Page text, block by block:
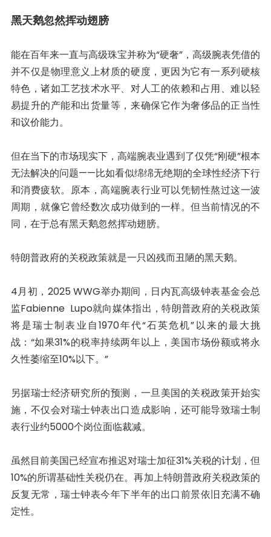
黑天鹅忽然挥动翅膀
能在百年来一直与高级珠宝并称为“硬奢”，高级腕表凭借的
并不仅是物理意义上材质的硬度，更因为它有一系列硬核
特色，诸如工艺技术水平、对人工的依赖和占用、难以轻
易提升的产能和出货量等，来确保它作为奢侈品的正当性
和议价能力。
但在当下的市场现实下，高端腕表业遇到了仅凭“刚硬”根本
无法解决的问题——比如看似绵绵无绝期的全球性经济下行
和消费疲软。原本，高端腕表行业可以凭韧性熬过这一波
周期，就像它曾经数次成功做到的一样。但当前情况的不
同，在于总有黑天鹅忽然挥动翅膀。
特朗普政府的关税政策就是一只凶残而丑陋的黑天鹅。
4月初，2025 WWG举办期间，日内瓦高级钟表基金会总
监Fabienne Lupo就向媒体指出，特朗普政府的关税政策
将是瑞士制表业自1970年代“石英危机”以来的最大挑
战：“如果31%的税率持续两年以上，美国市场份额或将永
久性萎缩至10%以下。”
另据瑞士经济研究所的预测，一旦美国的关税政策开始实
施，不仅会对瑞士钟表出口造成影响，还可能导致瑞士制
表行业约5000个岗位面临裁减。
虽然目前美国已经宣布推迟对瑞士加征31%关税的计划，但
10%的所谓基础性关税仍在。再加上特朗普政府关税政策的
反复无常，瑞士钟表今年下半年的出口前景依旧充满不确
定性。